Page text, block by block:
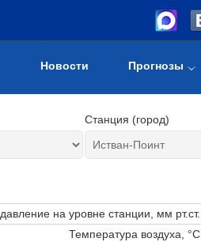
Новости Прогнозы
Станция (город)
на уровне станции, мм рт.ст.
Температура воздуха, °C